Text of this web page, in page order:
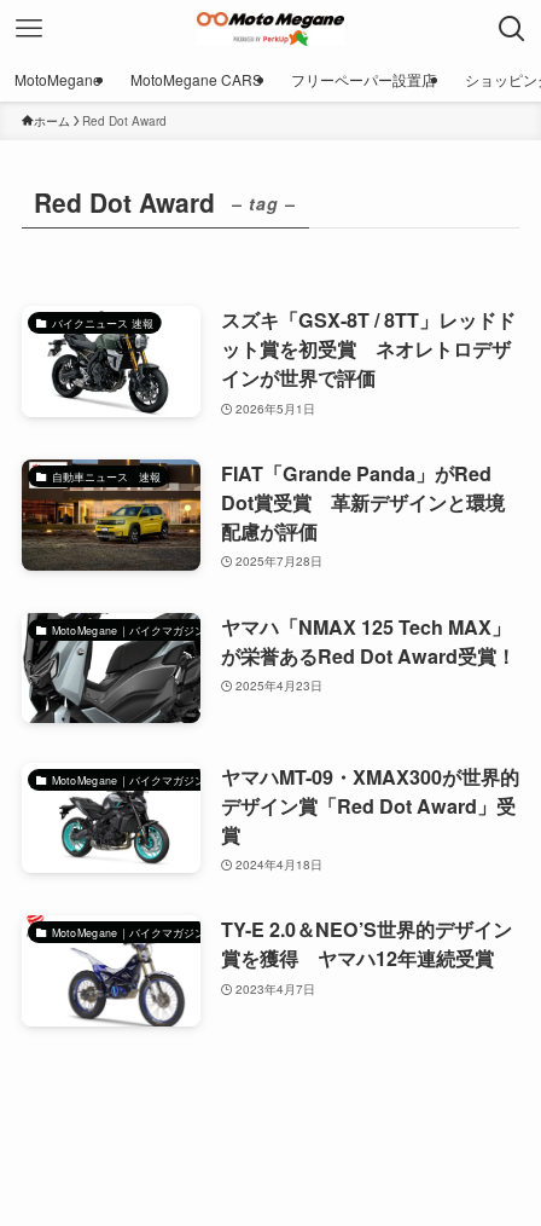
MotoMegane MotoMegane CARS フリーペーパー設置店 ショッピン
ホーム Red Dot Award
Red Dot Award – tag –
バイクニュース 速報
スズキ「GSX-8T / 8TT」レッドド
ット賞を初受賞 ネオレトロデザ
インが世界で評価
2026年5月1日
自動車ニュース 速報
FIAT「Grande Panda」がRed
Dot賞受賞 革新デザインと環境
配慮が評価
2025年7月28日
MotoMegane｜バイクマガジン
ヤマハ「NMAX 125 Tech MAX」
が栄誉あるRed Dot Award受賞！
2025年4月23日
MotoMegane｜バイクマガジン
ヤマハMT-09・XMAX300が世界的
デザイン賞「Red Dot Award」受
賞
2024年4月18日
MotoMegane｜バイクマガジン
TY-E 2.0＆NEO’S世界的デザイン
賞を獲得 ヤマハ12年連続受賞
2023年4月7日